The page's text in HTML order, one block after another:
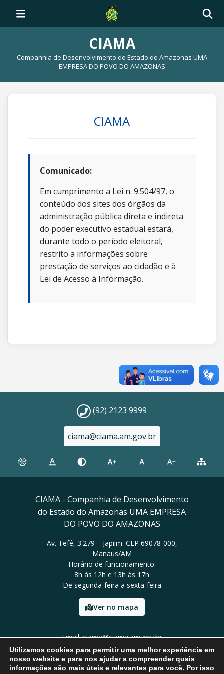
CIAMA
Companhia de Desenvolvimento do Estado do Amazonas UMA
EMPRESA DO POVO DO AMAZONAS
CIAMA
Comunicado:
Em cumprimento a Lei n. 9.504/97, o
conteúdo dos sites dos órgãos da
administração pública direta e indireta
do poder executivo estadual estará,
durante todo o período eleitoral,
restrito a informações sobre
prestação de serviços ao cidadão e à
Lei de Acesso à Informação.
(92) 2123 9999
ciama@ciama.am.gov.br
CIAMA - Companhia de Desenvolvimento
do Estado do Amazonas UMA EMPRESA
DO POVO DO AMAZONAS
Av. Tefé, 3.279 – Japiim. CEP 69078-000,
Manaus/AM
Horário de funcionamento:
8h às 12h e 13h às 17h
De segunda-feira a sexta-feira
Ver no mapa
Email: ciama@ciama.am.gov.br
Tel: (92) 2123 9999
Utilizamos cookies para permitir uma melhor experiência em
nosso website e para nos ajudar a compreender quais
informações são mais úteis e relevantes para você. Por isso